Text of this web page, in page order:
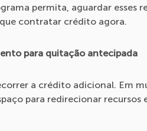
permita, aguardar esses
contratar crédito agora.
para quitação antecipada
a crédito adicional. Em
para redirecionar